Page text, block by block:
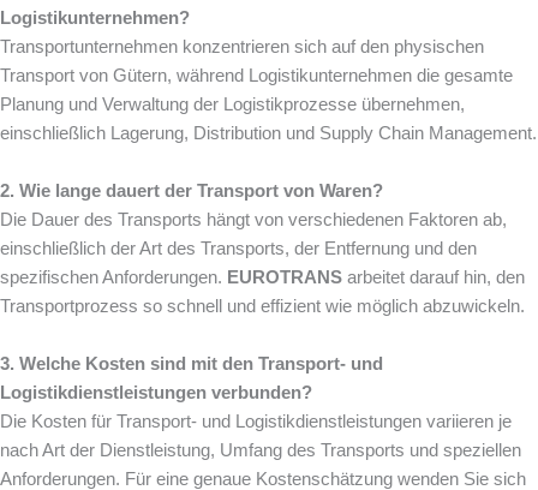
Logistikunternehmen?
Transportunternehmen konzentrieren sich auf den physischen
Transport von Gütern, während Logistikunternehmen die gesamte
Planung und Verwaltung der Logistikprozesse übernehmen,
einschließlich Lagerung, Distribution und Supply Chain Management.
2. Wie lange dauert der Transport von Waren?
Die Dauer des Transports hängt von verschiedenen Faktoren ab,
einschließlich der Art des Transports, der Entfernung und den
spezifischen Anforderungen. EUROTRANS arbeitet darauf hin, den
Transportprozess so schnell und effizient wie möglich abzuwickeln.
3. Welche Kosten sind mit den Transport- und
Logistikdienstleistungen verbunden?
Die Kosten für Transport- und Logistikdienstleistungen variieren je
nach Art der Dienstleistung, Umfang des Transports und speziellen
Anforderungen. Für eine genaue Kostenschätzung wenden Sie sich